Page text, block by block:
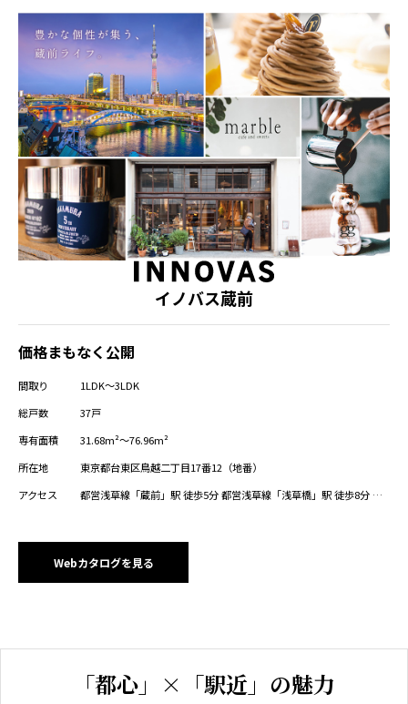
イノバス蔵前
価格まもなく公開
間取り
1LDK～3LDK
総戸数
37戸
専有面積
31.68m²～76.96m²
所在地
東京都台東区鳥越二丁目17番12（地番）
アクセス
都営浅草線「蔵前」駅 徒歩5分 都営浅草線「浅草橋」駅 徒歩8分 都
東京メトロ日比谷線「仲御徒町」駅（3出口）徒歩16分、（1出口
※6:00～終電まで）徒歩14分 都営浅草線「浅草」駅 徒歩15分 JR総
武線（快速）「馬喰町」駅 徒歩15分
Webカタログを見る
「都心」×「駅近」の魅力